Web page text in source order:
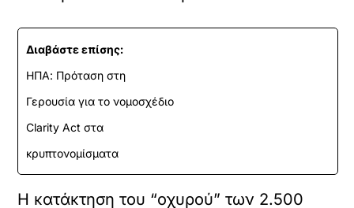
Διαβάστε επίσης:
ΗΠΑ: Πρόταση στη
Γερουσία για το νομοσχέδιο
Clarity Act στα
κρυπτονομίσματα
Η κατάκτηση του “οχυρού” των 2.500